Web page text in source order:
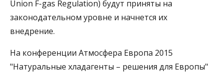
Union F-gas Regulation) будут приняты на
законодательном уровне и начнется их
внедрение.
На конференции Атмосфера Европа 2015
"Натуральные хладагенты – решения для Европы"